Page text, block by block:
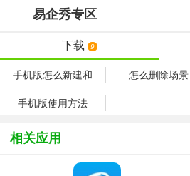
易企秀专区
下载 9
手机版怎么新建和 怎么删除场景
手机版使用方法
相关应用